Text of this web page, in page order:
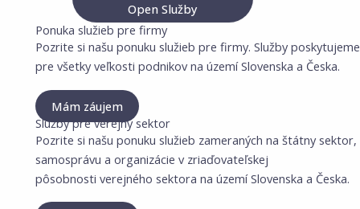
Open Služby
Ponuka služieb pre firmy
Pozrite si našu ponuku služieb pre firmy. Služby poskytujeme
pre všetky veľkosti podnikov na území Slovenska a Česka.
Mám záujem
Služby pre verejný sektor
Pozrite si našu ponuku služieb zameraných na štátny sektor,
samosprávu a organizácie v zriaďovateľskej
pôsobnosti verejného sektora na území Slovenska a Česka.